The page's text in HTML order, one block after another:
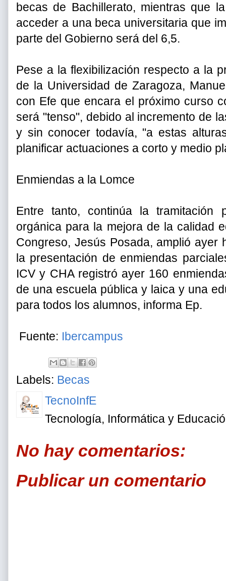
becas de Bachillerato, mientras que
acceder a una beca universitaria que
parte del Gobierno será del 6,5.
Pese a la flexibilización respecto a la
de la Universidad de Zaragoza,
con Efe que encara el próximo curso
será "tenso", debido al incremento de
y sin conocer todavía, "a estas
planificar actuaciones a corto y medio
Enmiendas a la Lomce
Entre tanto, continúa la tramitación
orgánica para la mejora de la calidad
Congreso, Jesús Posada, amplió
la presentación de enmiendas
ICV y CHA registró ayer 160
de una escuela pública y laica y una
para todos los alumnos, informa Ep.
Fuente: Ibercampus
Labels: Becas
TecnoInfE
Tecnología, Informática y
No hay comentarios:
Publicar un comentario